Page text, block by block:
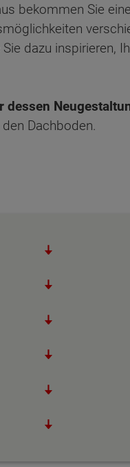
bekommen Sie
Sie dazu inspirieren,
dessen
Dachboden.